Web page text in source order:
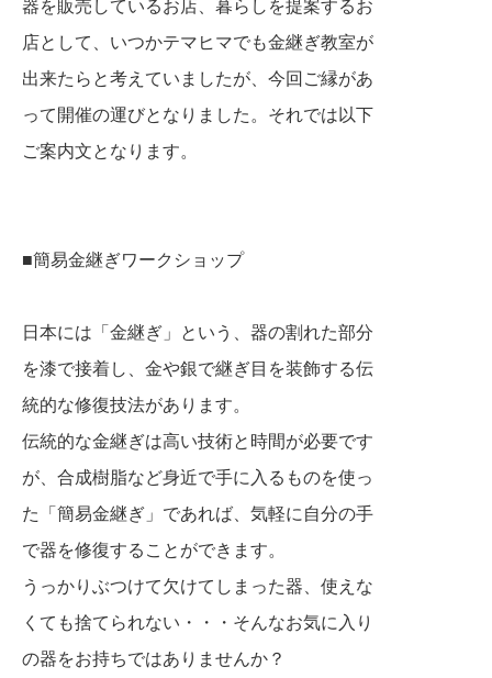
店として、いつかテマヒマでも金継ぎ教室が
出来たらと考えていましたが、今回ご縁があ
って開催の運びとなりました。それでは以下
ご案内文となります。
■簡易金継ぎワークショップ
日本には「金継ぎ」という、器の割れた部分
を漆で接着し、金や銀で継ぎ目を装飾する伝
統的な修復技法があります。
伝統的な金継ぎは高い技術と時間が必要です
が、合成樹脂など身近で手に入るものを使っ
た「簡易金継ぎ」であれば、気軽に自分の手
で器を修復することができます。
うっかりぶつけて欠けてしまった器、使えな
くても捨てられない・・・そんなお気に入り
の器をお持ちではありませんか？